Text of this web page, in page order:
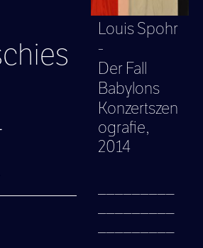
Louis Spohr
-
Der Fall
Babylons
Konzertszen
ografie,
2014